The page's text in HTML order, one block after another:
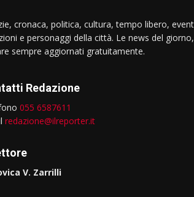
cronaca, politica, cultura, tempo libero,
e personaggi della città. Le news del
sempre aggiornati gratuitamente.
Redazione
055 6587611
redazione@ilreporter.it
V. Zarrilli